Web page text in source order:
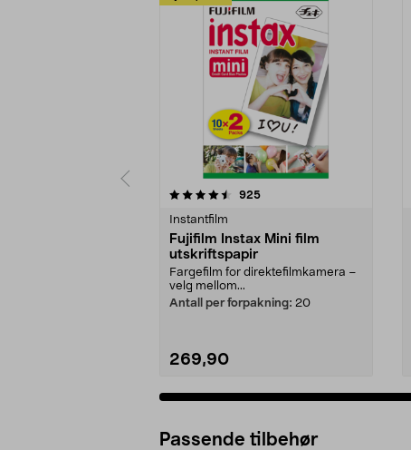
925anmeldelser
Instantfilm
Fujifilm Instax Mini film
utskriftspapir
Fargefilm for direktefilmkamera –
velg mellom...
Antall per forpakning: 20
269,90
4.5 av 5 stjerner
Passende tilbehør